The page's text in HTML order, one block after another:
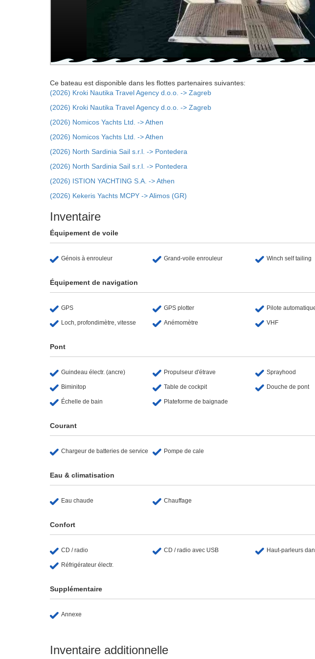
Ce bateau est disponible dans les flottes partenaires suivantes:
(2026) Kroki Nautika Travel Agency d.o.o. -> Zagreb
(2026) Kroki Nautika Travel Agency d.o.o. -> Zagreb
(2026) Nomicos Yachts Ltd. -> Athen
(2026) Nomicos Yachts Ltd. -> Athen
(2026) North Sardinia Sail s.r.l. -> Pontedera
(2026) North Sardinia Sail s.r.l. -> Pontedera
(2026) ISTION YACHTING S.A. -> Athen
(2026) Kekeris Yachts MCPY -> Alimos (GR)
Inventaire
Équipement de voile
Génois à enrouleur Grand-voile enrouleur Winch self tailing
Équipement de navigation
GPS GPS plotter Pilote
Loch, profondimètre, vitesse Anémomètre VHF
Pont
Guindeau électr. (ancre) Propulseur d'étrave Sprayhood
Biminitop Table de cockpit Douche de pont
Échelle de bain Plateforme de baignade
Courant
Chargeur de batteries de service Pompe de cale
Eau & climatisation
Eau chaude Chauffage
Confort
CD / radio CD / radio avec USB Haut-parleurs
Réfrigérateur électr.
Supplémentaire
Annexe
Inventaire additionnelle